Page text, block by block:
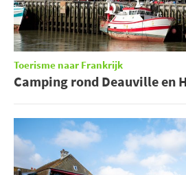
Toerisme naar Frankrijk
Camping rond Deauville en